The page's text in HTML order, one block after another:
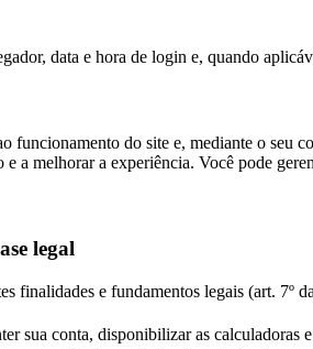
data e hora de login e, quando
funcionamento do site e, mediante o
a melhorar a experiência. Você pode
legal
finalidades e fundamentos legais (art. 7º
sua conta, disponibilizar as calculadoras